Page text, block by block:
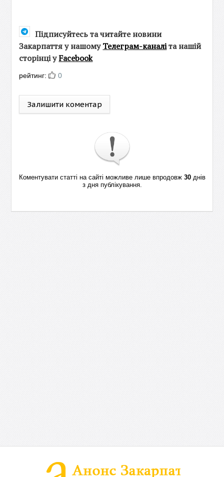
Підписуйтесь та читайте новини
Закарпаття у нашомуТелеграм-каналіта нашій
сторінці уFacebook
рейтинг: 0
Залишити коментар
Коментувати статті на сайті можливе лише впродовж 30днів
з дня публікування.